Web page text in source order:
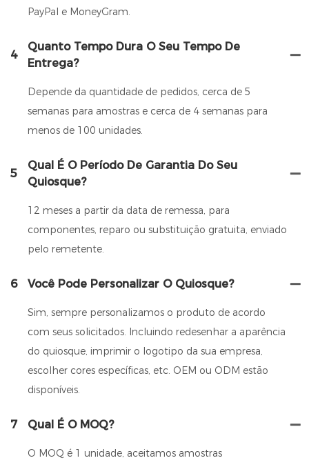
PayPal e MoneyGram.
4
Quanto Tempo Dura O Seu Tempo De
Entrega?
Depende da quantidade de pedidos, cerca de 5
semanas para amostras e cerca de 4 semanas para
menos de 100 unidades.
5
Qual É O Período De Garantia Do Seu
Quiosque?
12 meses a partir da data de remessa, para
componentes, reparo ou substituição gratuita, enviado
pelo remetente.
6 Você Pode Personalizar O Quiosque?
Sim, sempre personalizamos o produto de acordo
com seus solicitados. Incluindo redesenhar a aparência
do quiosque, imprimir o logotipo da sua empresa,
escolher cores específicas, etc. OEM ou ODM estão
disponíveis.
7 Qual É O MOQ?
O MOQ é 1 unidade, aceitamos amostras